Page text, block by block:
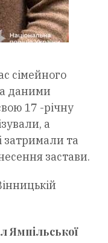
сімейного
даними
17 -річну
а
затримали та
застави.
Ямпільської